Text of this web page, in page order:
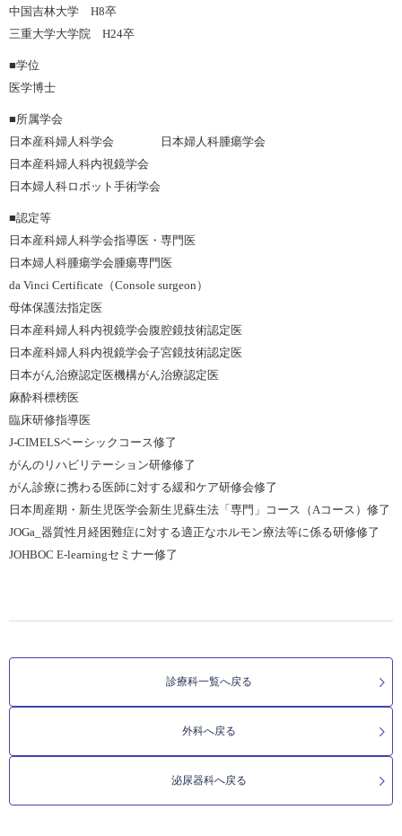
中国吉林大学 H8卒
三重大学大学院 H24卒
学位
医学博士
所属学会
日本産科婦人科学会 日本婦人科腫瘍学会
日本産科婦人科内視鏡学会
日本婦人科ロボット手術学会
認定等
日本産科婦人科学会指導医・専門医
日本婦人科腫瘍学会腫瘍専門医
da Vinci Certificate（Console surgeon）
母体保護法指定医
日本産科婦人科内視鏡学会腹腔鏡技術認定医
日本産科婦人科内視鏡学会子宮鏡技術認定医
日本がん治療認定医機構がん治療認定医
麻酔科標榜医
臨床研修指導医
J-CIMELSベーシックコース修了
がんのリハビリテーション研修修了
がん診療に携わる医師に対する緩和ケア研修会修了
日本周産期・新生児医学会新生児蘇生法「専門」コース（Aコース）修了
JOGa_器質性月経困難症に対する適正なホルモン療法等に係る研修修了
JOHBOC E-learningセミナー修了
診療科一覧へ戻る
外科へ戻る
泌尿器科へ戻る